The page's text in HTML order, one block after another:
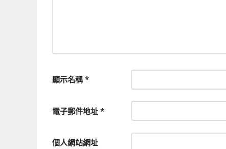
顯示名稱*
電子郵件地址 *
個人網站網址